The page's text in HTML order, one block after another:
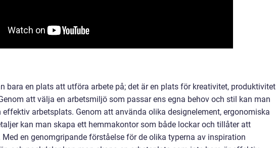
bara en plats att utföra arbete på; det är en plats för kreativitet, produktivitet
att välja en arbetsmiljö som passar ens egna behov och stil kan man
effektiv arbetsplats. Genom att använda olika designelement, ergonomiska
kan man skapa ett hemmakontor som både lockar och tillåter att
en genomgripande förståelse för de olika typerna av inspiration